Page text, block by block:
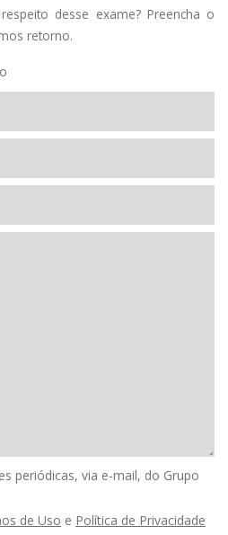
desse exame? Preencha o
retorno.
periódicas, via e-mail, do Grupo
de Uso e Política de Privacidade